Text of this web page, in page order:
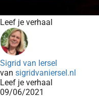
Leef je verhaal
Sigrid van Iersel
van sigridvaniersel.nl
Leef je verhaal
09/06/2021